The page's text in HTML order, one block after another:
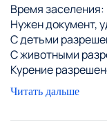
Время заселения:
Нужен документ,
С детьми
С животными
Курение
Постельное белье
Уборка перед
Читать дальше